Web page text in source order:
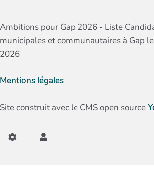
Ambitions pour Gap 2026 - Liste
municipales et communautaires à Gap
2026
Mentions légales
Site construit avec le CMS open source